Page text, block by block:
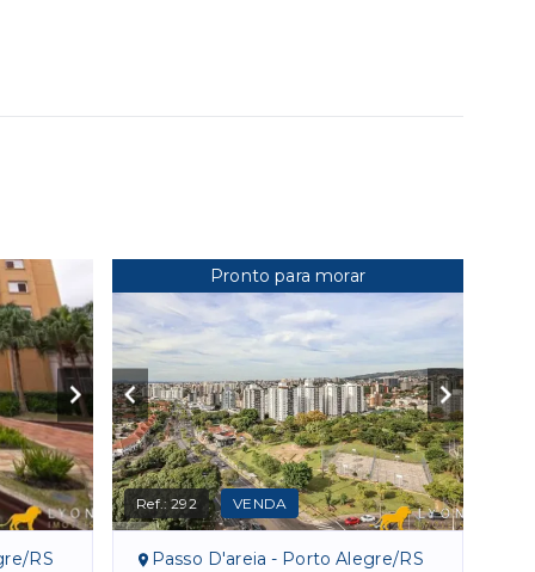
RS
Pronto para morar
Ref.:292 VENDA
Passo D'areia - Porto Alegre/RS